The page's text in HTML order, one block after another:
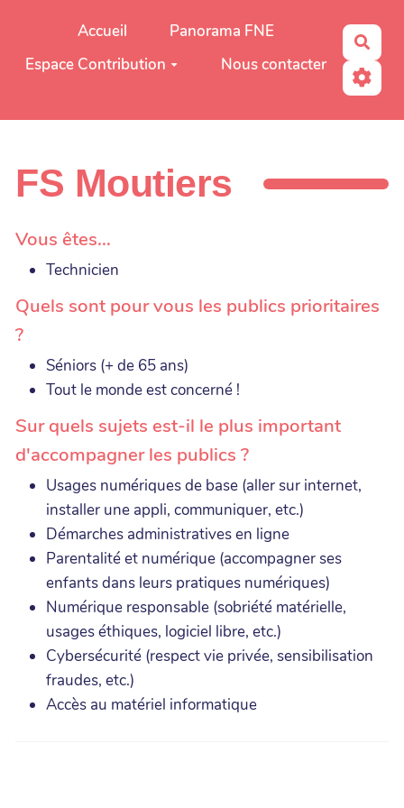
Aller au contenu principal
Accueil
Panorama FNE
Espace Contribution
Nous contacter
FS Moutiers
Vous êtes...
Technicien
Quels sont pour vous les publics prioritaires
?
Séniors (+ de 65 ans)
Tout le monde est concerné !
Sur quels sujets est-il le plus important
d'accompagner les publics ?
Usages numériques de base (aller sur internet,
installer une appli, communiquer, etc.)
Démarches administratives en ligne
Parentalité et numérique (accompagner ses
enfants dans leurs pratiques numériques)
Numérique responsable (sobriété matérielle,
usages éthiques, logiciel libre, etc.)
Cybersécurité (respect vie privée, sensibilisation
fraudes, etc.)
Accès au matériel informatique